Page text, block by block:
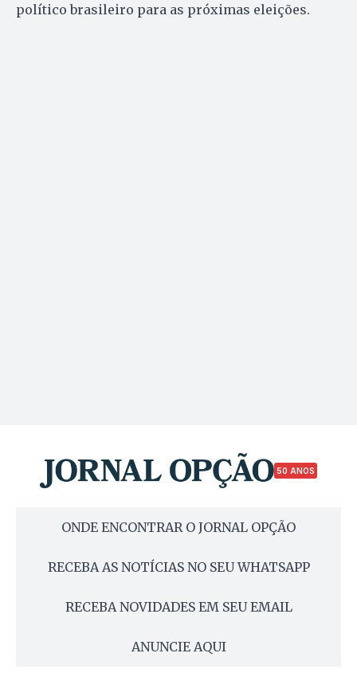
político brasileiro para as próximas eleições.
50 ANOS
ONDE ENCONTRAR O JORNAL OPÇÃO
RECEBA AS NOTÍCIAS NO SEU WHATSAPP
RECEBA NOVIDADES EM SEU EMAIL
ANUNCIE AQUI